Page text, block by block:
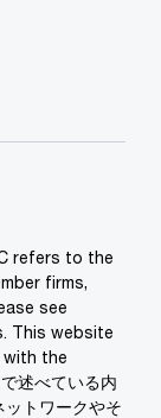
refers to the
firms,
see
This website
the
述べている内
トワークやそ